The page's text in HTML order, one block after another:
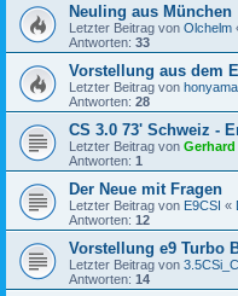
Neuling aus München
Letzter Beitrag von Olchelm
Antworten: 33
Vorstellung aus dem
Letzter Beitrag von honyama
Antworten: 28
CS 3.0 73' Schweiz -
Letzter Beitrag von Gerhard
Antworten: 1
Der Neue mit Fragen
Letzter Beitrag von E9CSI «
Antworten: 12
Vorstellung e9 Turbo
Letzter Beitrag von
Antworten: 14